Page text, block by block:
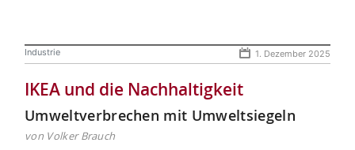
Industrie 1. Dezember 2025
IKEA und die Nachhaltigkeit
Umweltverbrechen mit Umweltsiegeln
von Volker Brauch